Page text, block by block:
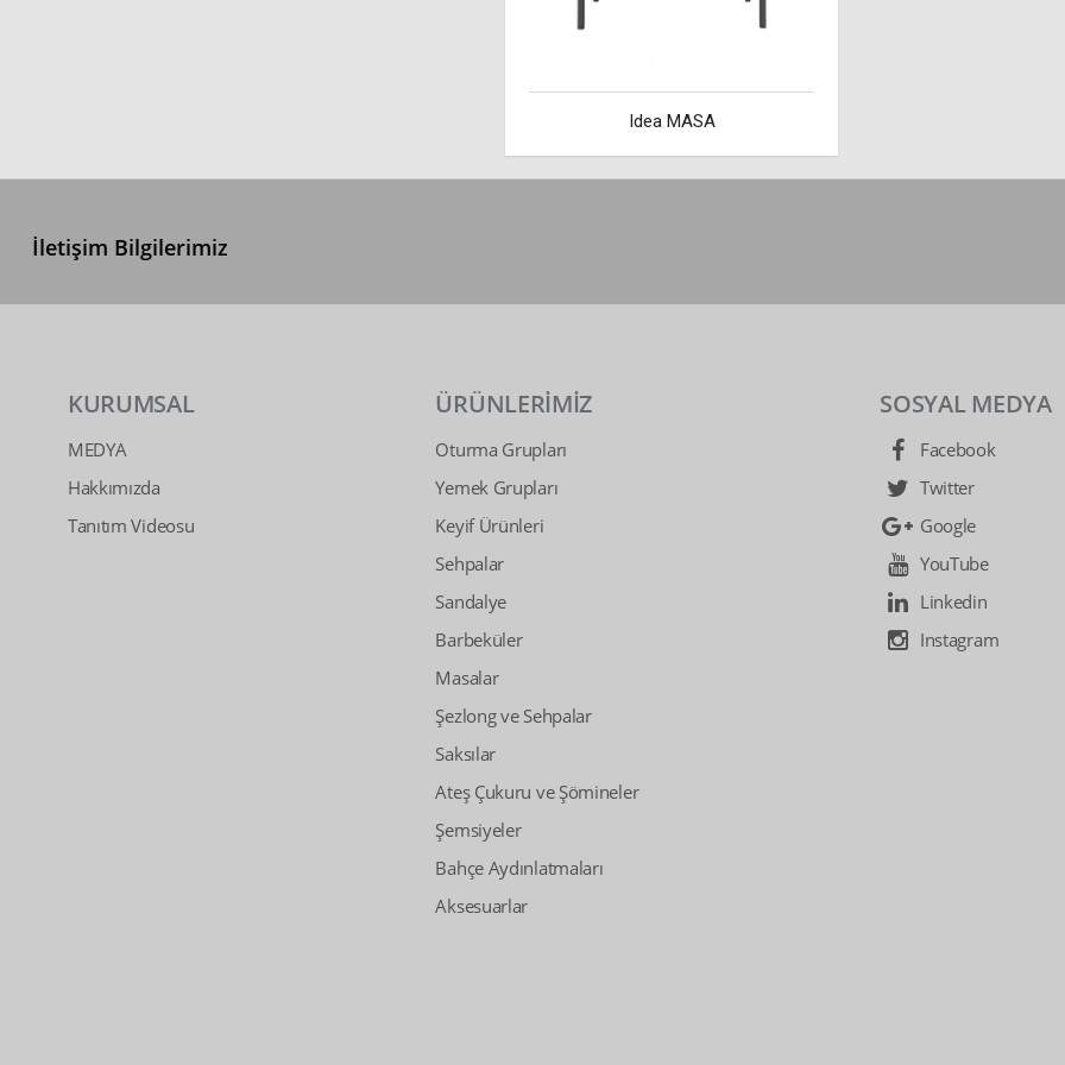
Idea MASA
İletişim Bilgilerimiz
KURUMSAL
MEDYA
Hakkımızda
Tanıtım Videosu
ÜRÜNLERİMİZ
Oturma Grupları
Yemek Grupları
Keyif Ürünleri
Sehpalar
Sandalye
Barbeküler
Masalar
Şezlong ve Sehpalar
Saksılar
Ateş Çukuru ve Şömineler
Şemsiyeler
Bahçe Aydınlatmaları
Aksesuarlar
SOSYAL MEDYA
Facebook
Twitter
Google
YouTube
Linkedin
Instagram